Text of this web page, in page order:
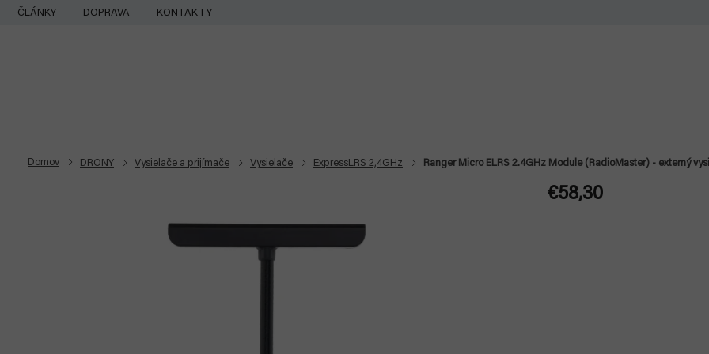
Prejsť
ČLÁNKY DOPRAVA KONTAKTY
Domov DRONY Vysielače a prijímače Vysielače ExpressLRS 2,4GHz Ranger Micro ELRS 2.4GHz Module (RadioMaster) - externý
€58,30